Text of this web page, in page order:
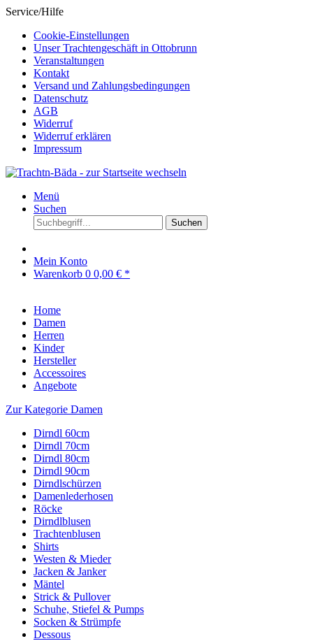
Service/Hilfe
Cookie-Einstellungen
Unser Trachtengeschäft in Ottobrunn
Veranstaltungen
Kontakt
Versand und Zahlungsbedingungen
Datenschutz
AGB
Widerruf
Widerruf erklären
Impressum
Menü
Suchen
Suchen
Mein Konto
Warenkorb 0 0,00 € *
Home
Damen
Herren
Kinder
Hersteller
Accessoires
Angebote
Zur Kategorie Damen
Dirndl 60cm
Dirndl 70cm
Dirndl 80cm
Dirndl 90cm
Dirndlschürzen
Damenlederhosen
Röcke
Dirndlblusen
Trachtenblusen
Shirts
Westen & Mieder
Jacken & Janker
Mäntel
Strick & Pullover
Schuhe, Stiefel & Pumps
Socken & Strümpfe
Dessous